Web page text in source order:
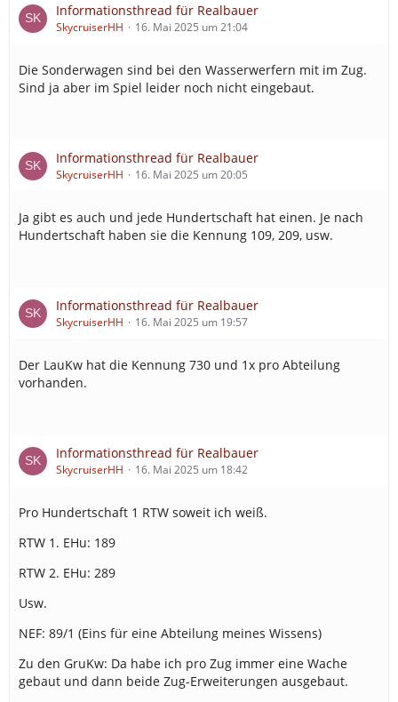
Informationsthread für Realbauer
SkycruiserHH 16. Mai 2025 um 21:04
Die Sonderwagen sind bei den Wasserwerfern mit im Zug.
Sind ja aber im Spiel leider noch nicht eingebaut.
Informationsthread für Realbauer
SkycruiserHH 16. Mai 2025 um 20:05
Ja gibt es auch und jede Hundertschaft hat einen. Je nach
Hundertschaft haben sie die Kennung 109, 209, usw.
Informationsthread für Realbauer
SkycruiserHH 16. Mai 2025 um 19:57
Der LauKw hat die Kennung 730 und 1x pro Abteilung
vorhanden.
Informationsthread für Realbauer
SkycruiserHH 16. Mai 2025 um 18:42
Pro Hundertschaft 1 RTW soweit ich weiß.
RTW 1. EHu: 189
RTW 2. EHu: 289
Usw.
NEF: 89/1 (Eins für eine Abteilung meines Wissens)
Zu den GruKw: Da habe ich pro Zug immer eine Wache
gebaut und dann beide Zug-Erweiterungen ausgebaut.